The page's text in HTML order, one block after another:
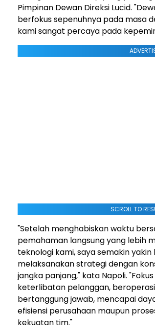
Pimpinan Dewan Direksi Lucid.
berfokus sepenuhnya pada masa
kami sangat percaya pada
SCROLL TO
"Setelah menghabiskan waktu
pemahaman langsung yang lebih
teknologi kami, saya semakin
melaksanakan strategi dengan
jangka panjang," kata Napoli.
keterlibatan pelanggan,
bertanggung jawab, mencapai
efisiensi perusahaan maupun
kekuatan tim."